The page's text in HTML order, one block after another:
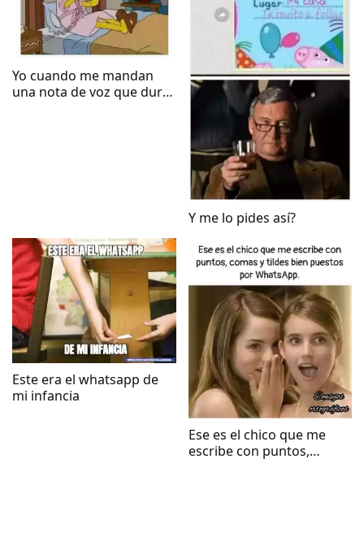
Yo cuando me mandan
una nota de voz que dura
Y me lo pides así?
Este era el whatsapp de
mi infancia
Ese es el chico que me
escribe con puntos,